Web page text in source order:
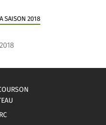
SAISON 2018